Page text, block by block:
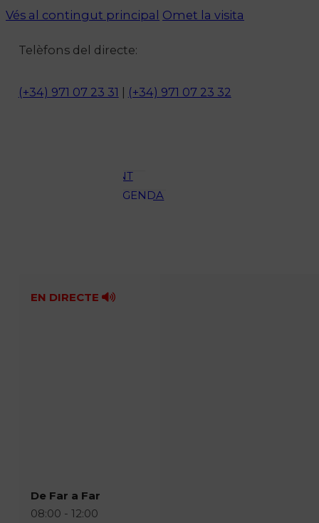
Vés al contingut principal Omet la visita
Telèfons del directe:
(+34) 971 07 23 31 (+34) 971 07 23 32
OCI
AMBIENT
AGENDA
Fes-te'n soci!
EN DIRECTE
De Far a Far
08:00 - 12:00